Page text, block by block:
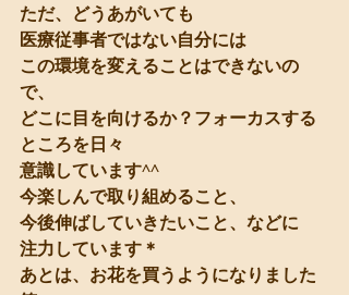
ただ、どうあがいても
医療従事者ではない自分には
この環境を変えることはできないの
で、
どこに目を向けるか？フォーカスする
ところを日々
意識しています^^
今楽しんで取り組めること、
今後伸ばしていきたいこと、などに
注力しています＊
あとは、お花を買うようになりました